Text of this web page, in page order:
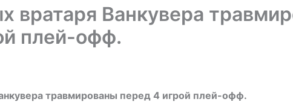
вратаря Ванкувера
плей-офф.
травмированы перед 4 игрой плей-офф.